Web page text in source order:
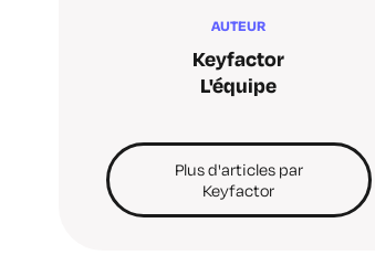
AUTEUR
Keyfactor
L'équipe
Plus d'articles par
Keyfactor